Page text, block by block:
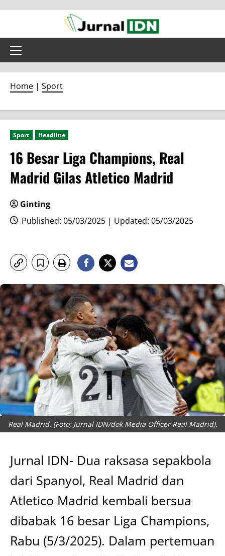
content
Primary
Home | Sport
Sport Headline
16 Besar Liga Champions, Real
Madrid Gilas Atletico Madrid
Ginting
Published: 05/03/2025 | Updated: 05/03/2025
Real Madrid. (Foto; Jurnal IDN/dok Media Officer Real Madrid).
Jurnal IDN- Dua raksasa sepakbola
dari Spanyol, Real Madrid dan
Atletico Madrid kembali bersua
dibabak 16 besar Liga Champions,
Rabu (5/3/2025). Dalam pertemuan